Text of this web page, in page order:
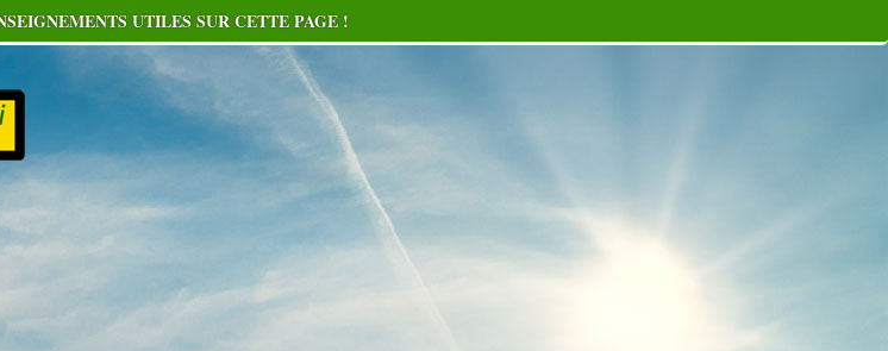
UTILES SUR CETTE PAGE !